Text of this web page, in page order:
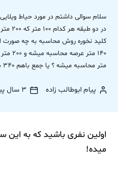
کلید نخوره روش محاسبه به چه
140
متر محاسبه میشه ؟ یا جمع باهم 340 متر محاسبه میشه ؟
پیام ابوطالب زاده 3 سال پیش
اولین نفری باشید که به این
میده!